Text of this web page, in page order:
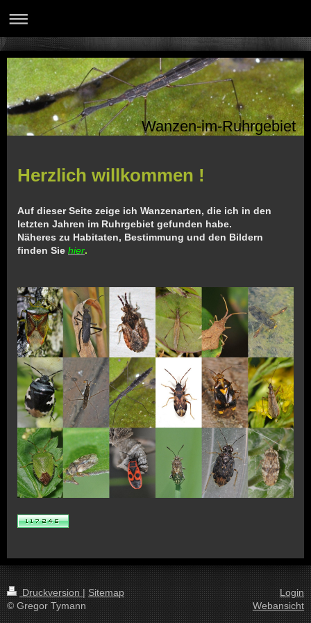
Wanzen-im-Ruhrgebiet
Herzlich willkommen !
Auf dieser Seite zeige ich Wanzenarten, die ich in den
letzten Jahren im Ruhrgebiet gefunden habe.
Näheres zu Habitaten, Bestimmung und den Bildern
finden Sie hier.
Druckversion| Sitemap
© Gregor Tymann
Login
Webansicht